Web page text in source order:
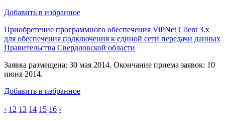
Добавить в избранное
Приобретение программного обеспечения ViPNet Client 3.x
для обеспечения подключения к единой сети передачи данных
Правительства Свердловской области
Заявка размещена: 30 мая 2014. Окончание приема заявок: 10
июня 2014.
Добавить в избранное
‹ 12 13 14 15 16 ›